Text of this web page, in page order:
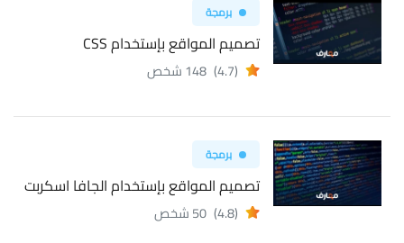
برمجة
تصميم المواقع بإستخدام CSS
(4.7) 148 شخص
برمجة
تصميم المواقع بإستخدام الجافا اسكربت
(4.8) 50 شخص